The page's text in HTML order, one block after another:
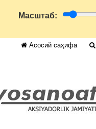
Масштаб:
Асосий саҳифа